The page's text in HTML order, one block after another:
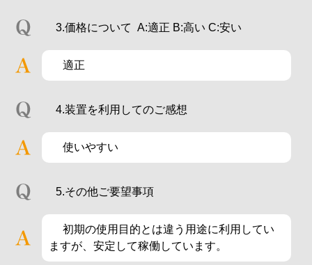
3.価格について A:適正 B:高い C:安い
適正
4.装置を利用してのご感想
使いやすい
5.その他ご要望事項
初期の使用目的とは違う用途に利用してい
ますが、安定して稼働しています。